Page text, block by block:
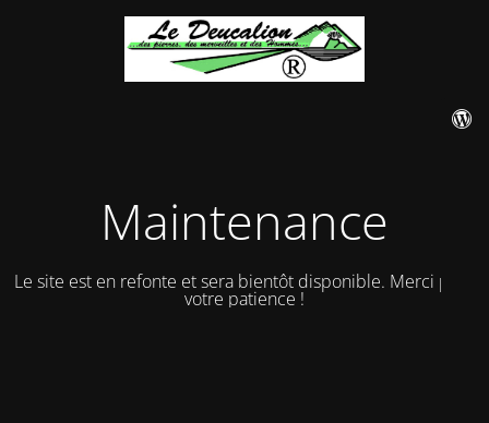
Maintenance
Le site est en refonte et sera bientôt disponible. Merci pour
votre patience !